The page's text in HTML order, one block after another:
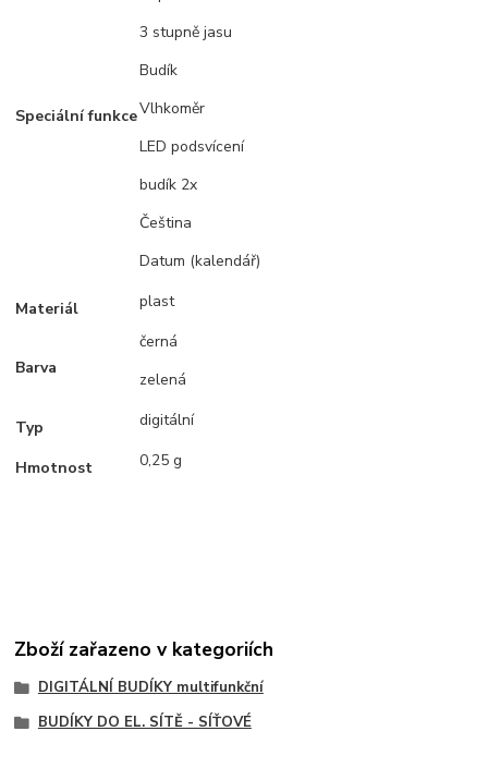
Speciální funkce
3 stupně jasu
Budík
Vlhkoměr
LED podsvícení
budík 2x
Čeština
Datum (kalendář)
Materiál plast
Barva
černá
zelená
Typ digitální
Hmotnost 0,25 g
Zboží zařazeno v kategoriích
DIGITÁLNÍ BUDÍKY multifunkční
BUDÍKY DO EL. SÍTĚ - SÍŤOVÉ